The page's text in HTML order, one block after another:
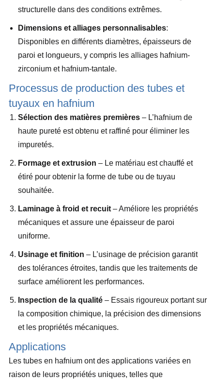
structurelle dans des conditions extrêmes.
Dimensions et alliages personnalisables:
Disponibles en différents diamètres, épaisseurs de
paroi et longueurs, y compris les alliages hafnium-
zirconium et hafnium-tantale.
Processus de production des tubes et
tuyaux en hafnium
Sélection des matières premières – L’hafnium de
haute pureté est obtenu et raffiné pour éliminer les
impuretés.
Formage et extrusion – Le matériau est chauffé et
étiré pour obtenir la forme de tube ou de tuyau
souhaitée.
Laminage à froid et recuit – Améliore les propriétés
mécaniques et assure une épaisseur de paroi
uniforme.
Usinage et finition – L’usinage de précision garantit
des tolérances étroites, tandis que les traitements de
surface améliorent les performances.
Inspection de la qualité – Essais rigoureux portant sur
la composition chimique, la précision des dimensions
et les propriétés mécaniques.
Applications
Les tubes en hafnium ont des applications variées en
raison de leurs propriétés uniques, telles que